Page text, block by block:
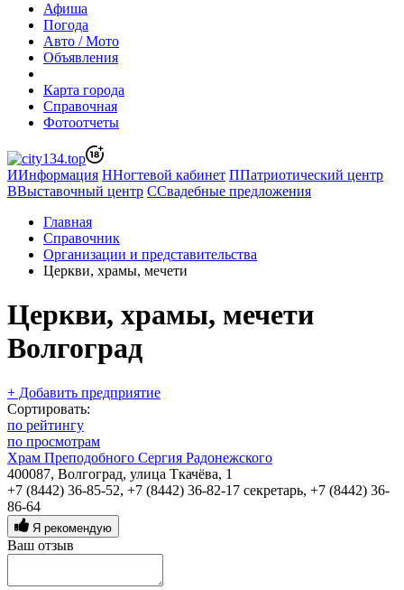
Афиша
Погода
Авто / Мото
Объявления
Карта города
Справочная
Фотоотчеты
ИИнформация ННогтевой кабинет ППатриотический центр
ВВыставочный центр ССвадебные предложения
Главная
Справочник
Организации и представительства
Церкви, храмы, мечети
Церкви, храмы, мечети
Волгоград
+ Добавить предприятие
Сортировать:
по рейтингу
по просмотрам
Храм Преподобного Сергия Радонежского
400087, Волгоград, улица Ткачёва, 1
+7 (8442) 36-85-52, +7 (8442) 36-82-17 секретарь, +7 (8442) 36-
86-64
Я рекомендую
Ваш отзыв